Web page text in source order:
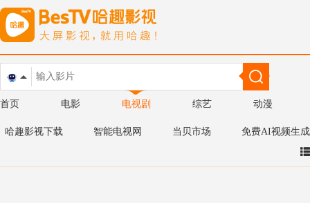
首页 电影 电视剧 综艺 动漫
哈趣影视下载 智能电视网 当贝市场 免费AI视频生成